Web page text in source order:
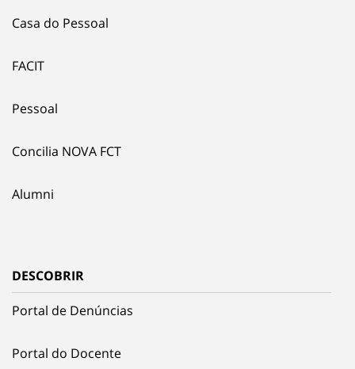
Casa do Pessoal
FACIT
Pessoal
Concilia NOVA FCT
Alumni
DESCOBRIR
Portal de Denúncias
Portal do Docente